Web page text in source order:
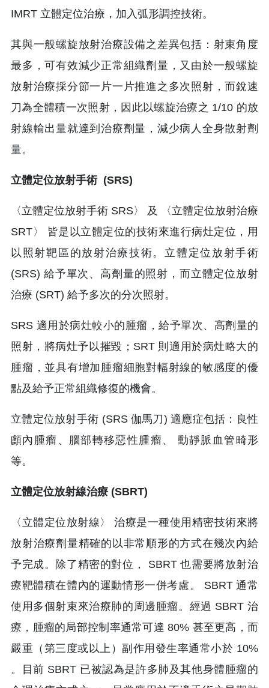
IMRT 立體定位治療，加入弧形調控技術。
其與一般螺旋放射治療設備之差異包括：射束角度
最多，可有效減少正常組織劑量，又由於一般螺旋
放射治療採分節一片一片推進之多次照射，而銳速
刀為全體積一次照射，因此以螺旋治療之 1/10 的放
射線輸出量就達到治療劑量，減少病人全身散射劑
量。
立體定位放射手術 (SRS)
〈立體定位放射手術 SRS〉 及 〈立體定位放射治療
SRT〉 皆是以立體定位的技術來進行病灶定位，用
以照射靶區的放射治療技術。立體定位放射手術
(SRS) 給予單次、高劑量的照射，而立體定位放射
治療 (SRT) 給予多次的分次照射。
SRS 適用於病灶較小的腫瘤，給予單次、高劑量的
照射，將病灶予以摧毀；SRT 則適用於病灶略大的
腫瘤，並具有增加腫瘤細胞對輻射線的敏感度的優
點及給予正常組織修復的機會。
立體定位放射手術 (SRS 伽馬刀) 適應症包括：良性
顱內腫瘤、腦部轉移惡性腫瘤、 動靜脈血管畸形
等。
立體定位放射線治療 (SBRT)
〈立體定位放射線〉 治療是一種使用精密技術來將
放射治療劑量精確的以非常順形的方式在幾次內給
予完成。除了精密的對位， SBRT 也需要將放射治
療靶體積在體內的運動情形一併考慮。 SBRT 通常
使用多個射束來治療肺的周邊腫瘤。經過 SBRT 治
療，腫瘤的局部控制率通常可達 80% 甚至更高，而
嚴重（第三度或以上）副作用發生率通常小於 10%
。目前 SBRT 已被認為是許多肺及其他身體腫瘤的